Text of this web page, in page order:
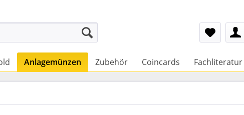
Anlagemünzen Zubehör Coincards Fachliteratur